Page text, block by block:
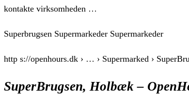
kontakte virksomheden …
Superbrugsen Supermarkeder Supermarkeder
http s://openhours.dk › … › Supermarked ›
SuperBrugsen, Holbæk –